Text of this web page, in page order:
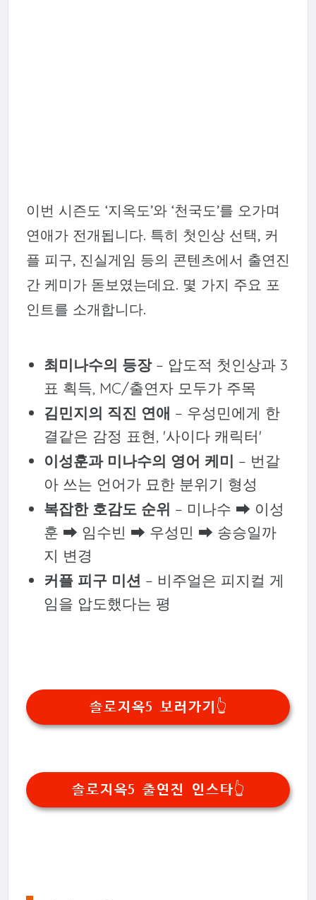
이번 시즌도 ‘지옥도’와 ‘천국도’를 오가며
연애가 전개됩니다. 특히 첫인상 선택, 커
플 피구, 진실게임 등의 콘텐츠에서 출연진
간 케미가 돋보였는데요. 몇 가지 주요 포
인트를 소개합니다.
최미나수의 등장– 압도적 첫인상과 3
표 획득, MC/출연자 모두가 주목
김민지의 직진 연애 – 우성민에게 한
결같은 감정 표현, '사이다 캐릭터'
이성훈과 미나수의 영어 케미 – 번갈
아 쓰는 언어가 묘한 분위기 형성
복잡한 호감도 순위 – 미나수 ➡ 이성
훈 ➡ 임수빈 ➡ 우성민 ➡ 송승일까
지 변경
커플 피구 미션 – 비주얼은 피지컬 게
임을 압도했다는 평
솔로지옥5 보러가기👆
솔로지옥5 출연진 인스타👆